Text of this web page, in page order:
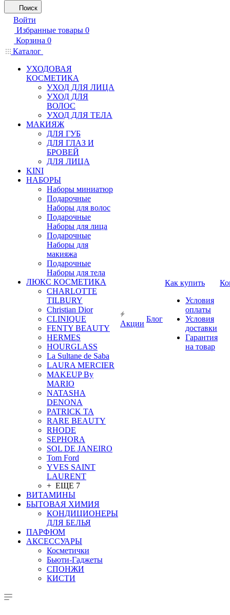
Поиск
Войти
Избранные товары 0
Корзина 0
Каталог
УХОДОВАЯ
КОСМЕТИКА
УХОД ДЛЯ ЛИЦА
УХОД ДЛЯ
ВОЛОС
УХОД ДЛЯ ТЕЛА
МАКИЯЖ
ДЛЯ ГУБ
ДЛЯ ГЛАЗ И
БРОВЕЙ
ДЛЯ ЛИЦА
KINI
НАБОРЫ
Наборы миниатюр
Подарочные
Наборы для волос
Подарочные
Наборы для лица
Подарочные
Наборы для
макияжа
Подарочные
Наборы для тела
ЛЮКС КОСМЕТИКА
CHARLOTTE
TILBURY
Christian Dior
CLINIQUE
FENTY BEAUTY
HERMES
HOURGLASS
La Sultane de Saba
LAURA MERCIER
MAKEUP By
MARIO
NATASHA
DENONA
PATRICK TA
RARE BEAUTY
RHODE
SEPHORA
SOL DE JANEIRO
Tom Ford
YVES SAINT
LAURENT
+ ЕЩЕ 7
ВИТАМИНЫ
БЫТОВАЯ ХИМИЯ
КОНДИЦИОНЕРЫ
ДЛЯ БЕЛЬЯ
ПАРФЮМ
АКСЕССУАРЫ
Косметички
Бьюти-Гаджеты
СПОНЖИ
КИСТИ
Акции
Блог
Как купить
Условия
оплаты
Условия
доставки
Гарантия
на товар